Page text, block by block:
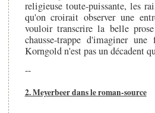
religieuse toute-puissante, les
qu'on croirait observer une
vouloir transcrire la belle
chausse-trappe d'imaginer
Korngold n'est pas un décadent
--
2. Meyerbeer dans le roman-source